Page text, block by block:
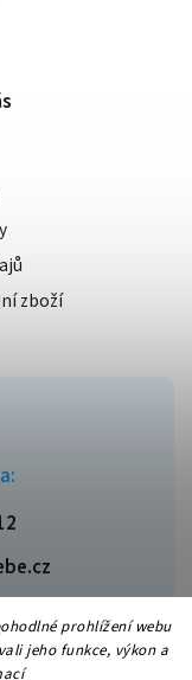
prohlížení webu
jeho funkce, výkon a
zboží